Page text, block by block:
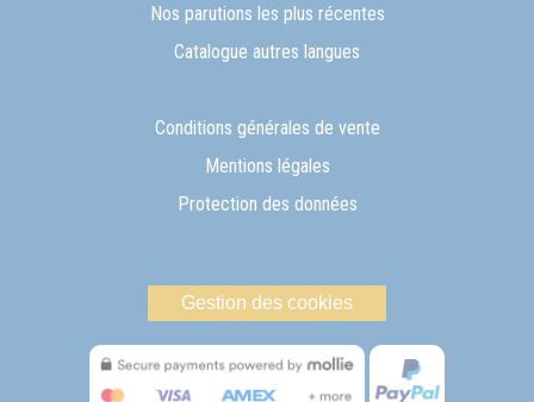
Nos parutions les plus récentes
Catalogue autres langues
Conditions générales de vente
Mentions légales
Protection des données
Gestion des cookies